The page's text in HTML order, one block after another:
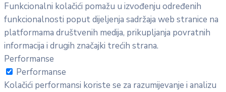
Funkcionalni kolačići pomažu u izvođenju određenih
funkcionalnosti poput dijeljenja sadržaja web stranice na
platformama društvenih medija, prikupljanja povratnih
informacija i drugih značajki trećih strana.
Performanse
Performanse
Kolačići performansi koriste se za razumijevanje i analizu